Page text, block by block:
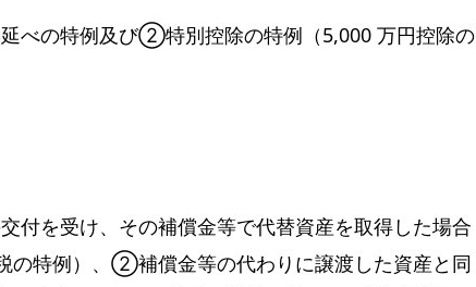
べの特例及び②特別控除の特例（5,000 万円控除の
を受け、その補償金等で代替資産を取得した場合
の特例）、②補償金等の代わりに譲渡した資産と同